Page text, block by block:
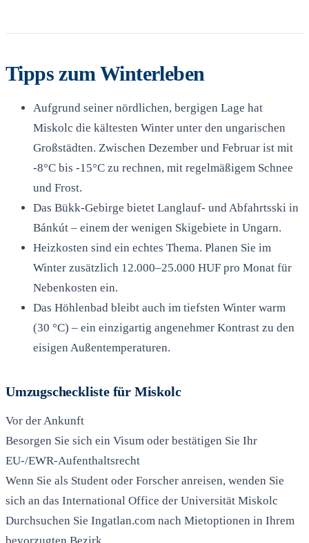
Tipps zum Winterleben
Aufgrund seiner nördlichen, bergigen Lage hat
Miskolc die kältesten Winter unter den ungarischen
Großstädten. Zwischen Dezember und Februar ist mit
-8°C bis -15°C zu rechnen, mit regelmäßigem Schnee
und Frost.
Das Bükk-Gebirge bietet Langlauf- und Abfahrtsski in
Bánkút – einem der wenigen Skigebiete in Ungarn.
Heizkosten sind ein echtes Thema. Planen Sie im
Winter zusätzlich 12.000–25.000 HUF pro Monat für
Nebenkosten ein.
Das Höhlenbad bleibt auch im tiefsten Winter warm
(30 °C) – ein einzigartig angenehmer Kontrast zu den
eisigen Außentemperaturen.
Umzugscheckliste für Miskolc
Vor der Ankunft
Besorgen Sie sich ein Visum oder bestätigen Sie Ihr
EU-/EWR-Aufenthaltsrecht
Wenn Sie als Student oder Forscher anreisen, wenden Sie
sich an das International Office der Universität Miskolc
Durchsuchen Sie Ingatlan.com nach Mietoptionen in Ihrem